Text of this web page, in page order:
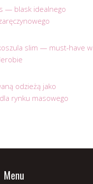
— blask idealnego
slim — must-have w
odzieżą jako
rynku masowego
Menu